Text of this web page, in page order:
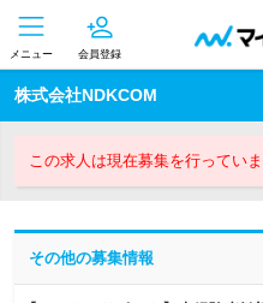
メニュー 会員登録
株式会社NDKCOM
この求人は現在募集を行っていま
その他の募集情報